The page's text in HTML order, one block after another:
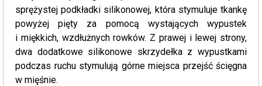
sprężystej podkładki silikonowej, która stymuluje tkankę
powyżej pięty za pomocą wystających wypustek
i miękkich, wzdłużnych rowków. Z prawej i lewej strony,
dwa dodatkowe silikonowe skrzydełka z wypustkami
podczas ruchu stymulują górne miejsca przejść ścięgna
w mięśnie.